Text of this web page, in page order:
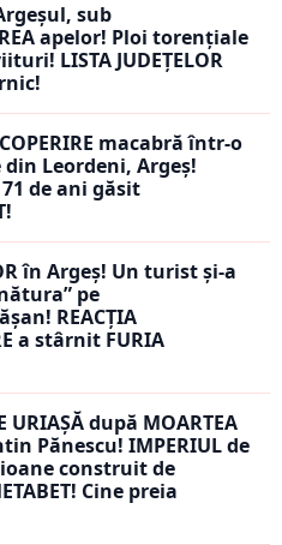
sub
apelor! Ploi torențiale
LISTA JUDEȚELOR
macabră într-o
Leordeni, Argeș!
71 de ani găsit
în Argeș! Un turist și-a
pe
REACȚIA
a stârnit FURIA
URIAȘĂ după MOARTEA
Pănescu! IMPERIUL de
construit de
Cine preia